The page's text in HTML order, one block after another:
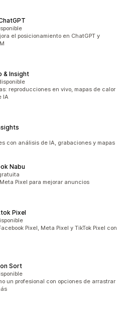
el posicionamiento en ChatGPT y
& Insight
reproducciones en vivo, mapas de calor
IA
con análisis de IA, grabaciones y mapas
Nabu
Pixel para mejorar anuncios
Pixel
Pixel, Meta Pixel y TikTok Pixel con
Sort
un profesional con opciones de arrastrar